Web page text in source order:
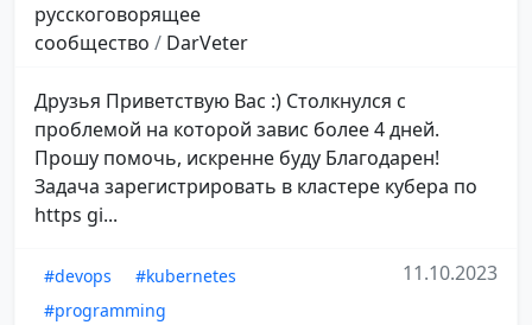
русскоговорящее
сообщество / DarVeter
Друзья Приветствую Вас :) Столкнулся с
проблемой на которой завис более 4 дней.
Прошу помочь, искренне буду Благодарен!
Задача зарегистрировать в кластере кубера по
https gi...
#devops
#kubernetes
#programming
11.10.2023